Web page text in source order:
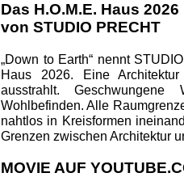
Das H.O.M.E. Haus 2026
von STUDIO PRECHT
„Down to Earth“ nennt
Haus 2026. Eine
ausstrahlt.
Wohlbefinden. Alle
nahtlos in Kreisformen
Grenzen zwischen Architektur
MOVIE AUF